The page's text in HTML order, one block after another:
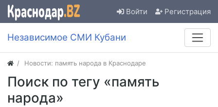
Войти Регистрация
Независимое СМИ Кубани
Новости: память народа в Краснодаре
Поиск по тегу «память
народа»